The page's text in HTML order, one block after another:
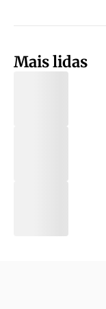
Mais lidas